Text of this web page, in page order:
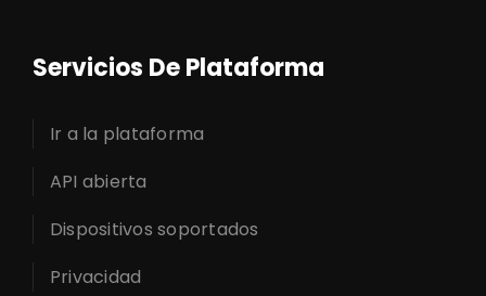
Servicios De Plataforma
Ir a la plataforma
API abierta
Dispositivos soportados
Privacidad